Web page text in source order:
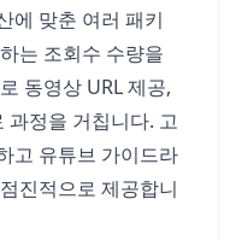
에 맞춘 여러 패키
는 조회수 수량을
동영상 URL 제공,
과정을 거칩니다. 고
고 유튜브 가이드라
진적으로 제공합니